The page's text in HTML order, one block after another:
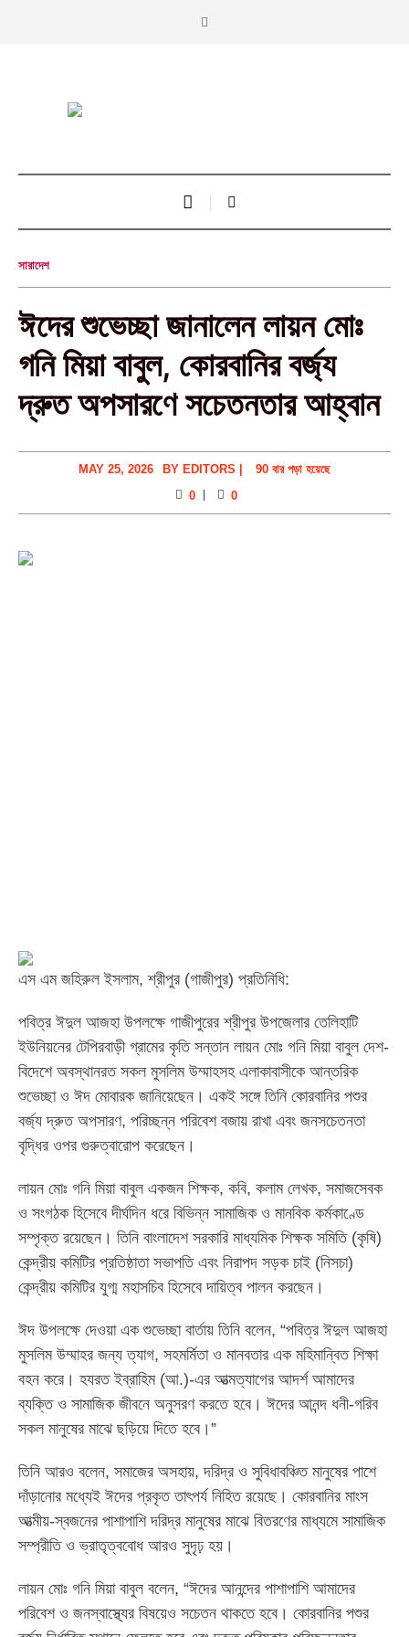
সারাদেশ
ঈদের শুভেচ্ছা জানালেন লায়ন মোঃ
গনি মিয়া বাবুল, কোরবানির বর্জ্য
দ্রুত অপসারণে সচেতনতার আহ্বান
MAY 25, 2026 BY EDITORS
90 বার পড়া হয়েছে
0
0
এস এম জহিরুল ইসলাম, শ্রীপুর (গাজীপুর) প্রতিনিধি:
পবিত্র ঈদুল আজহা উপলক্ষে গাজীপুরের শ্রীপুর উপজেলার তেলিহাটি
ইউনিয়নের টেপিরবাড়ী গ্রামের কৃতি সন্তান লায়ন মোঃ গনি মিয়া বাবুল দেশ-
বিদেশে অবস্থানরত সকল মুসলিম উম্মাহসহ এলাকাবাসীকে আন্তরিক
শুভেচ্ছা ও ঈদ মোবারক জানিয়েছেন। একই সঙ্গে তিনি কোরবানির পশুর
বর্জ্য দ্রুত অপসারণ, পরিচ্ছন্ন পরিবেশ বজায় রাখা এবং জনসচেতনতা
বৃদ্ধির ওপর গুরুত্বারোপ করেছেন।
লায়ন মোঃ গনি মিয়া বাবুল একজন শিক্ষক, কবি, কলাম লেখক, সমাজসেবক
ও সংগঠক হিসেবে দীর্ঘদিন ধরে বিভিন্ন সামাজিক ও মানবিক কর্মকাণ্ডে
সম্পৃক্ত রয়েছেন। তিনি বাংলাদেশ সরকারি মাধ্যমিক শিক্ষক সমিতি (কৃষি)
কেন্দ্রীয় কমিটির প্রতিষ্ঠাতা সভাপতি এবং নিরাপদ সড়ক চাই (নিসচা)
কেন্দ্রীয় কমিটির যুগ্ম মহাসচিব হিসেবে দায়িত্ব পালন করছেন।
ঈদ উপলক্ষে দেওয়া এক শুভেচ্ছা বার্তায় তিনি বলেন, “পবিত্র ঈদুল আজহা
মুসলিম উম্মাহর জন্য ত্যাগ, সহমর্মিতা ও মানবতার এক মহিমান্বিত শিক্ষা
বহন করে। হযরত ইব্রাহিম (আ.)-এর আত্মত্যাগের আদর্শ আমাদের
ব্যক্তি ও সামাজিক জীবনে অনুসরণ করতে হবে। ঈদের আনন্দ ধনী-গরিব
সকল মানুষের মাঝে ছড়িয়ে দিতে হবে।”
তিনি আরও বলেন, সমাজের অসহায়, দরিদ্র ও সুবিধাবঞ্চিত মানুষের পাশে
দাঁড়ানোর মধ্যেই ঈদের প্রকৃত তাৎপর্য নিহিত রয়েছে। কোরবানির মাংস
আত্মীয়-স্বজনের পাশাপাশি দরিদ্র মানুষের মাঝে বিতরণের মাধ্যমে সামাজিক
সম্প্রীতি ও ভ্রাতৃত্ববোধ আরও সুদৃঢ় হয়।
লায়ন মোঃ গনি মিয়া বাবুল বলেন, “ঈদের আনন্দের পাশাপাশি আমাদের
পরিবেশ ও জনস্বাস্থ্যের বিষয়েও সচেতন থাকতে হবে। কোরবানির পশুর